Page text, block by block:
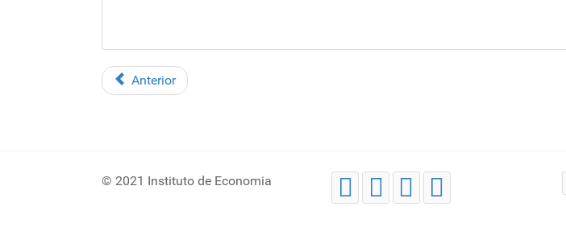
Anterior
© 2021 Instituto de Economia